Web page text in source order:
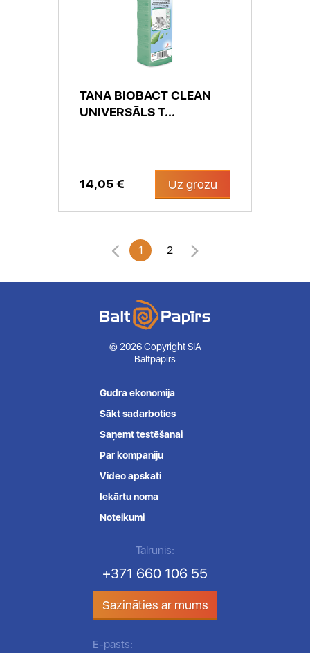
TANA BIOBACT CLEAN
UNIVERSĀLS T...
14,05 € Uz grozu
1 2
© 2026 Copyright SIA
Baltpapirs
Gudra ekonomija
Sākt sadarboties
Saņemt testēšanai
Par kompāniju
Video apskati
Iekārtu noma
Noteikumi
Tālrunis:
+371 660 106 55
Sazināties ar mums
E-pasts: